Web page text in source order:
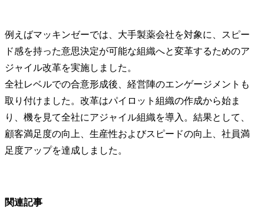
例えばマッキンゼーでは、大手製薬会社を対象に、スピー
ド感を持った意思決定が可能な組織へと変革するためのア
ジャイル改革を実施しました。
全社レベルでの合意形成後、経営陣のエンゲージメントも
取り付けました。改革はパイロット組織の作成から始ま
り、機を見て全社にアジャイル組織を導入。結果として、
顧客満足度の向上、生産性およびスピードの向上、社員満
足度アップを達成しました。
関連記事